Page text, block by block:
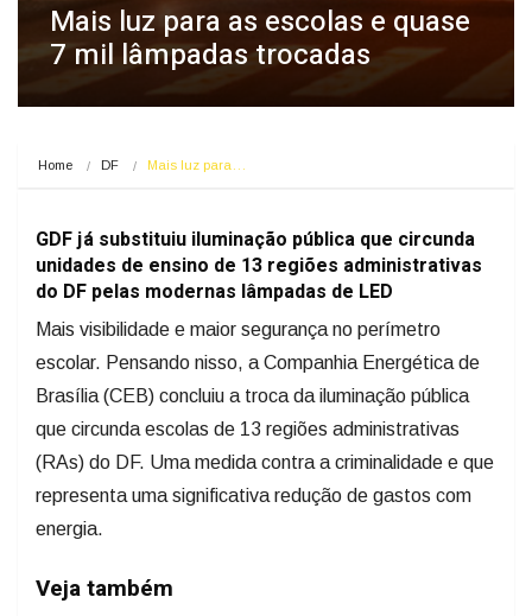
Mais luz para as escolas e quase
7 mil lâmpadas trocadas
Home DF Mais luz para…
GDF já substituiu iluminação pública que circunda
unidades de ensino de 13 regiões administrativas
do DF pelas modernas lâmpadas de LED
Mais visibilidade e maior segurança no perímetro
escolar. Pensando nisso, a Companhia Energética de
Brasília (CEB) concluiu a troca da iluminação pública
que circunda escolas de 13 regiões administrativas
(RAs) do DF. Uma medida contra a criminalidade e que
representa uma significativa redução de gastos com
energia.
Veja também